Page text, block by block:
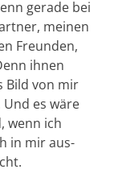
gerade bei
meinen
Freun­den,
ihnen
Bild von mir
es wäre
wenn ich
in mir aus­